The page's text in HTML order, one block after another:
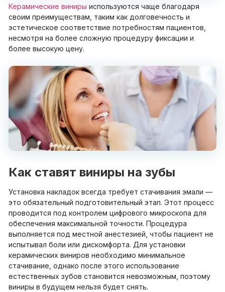
Керамические виниры используются чаще благодаря
своим преимуществам, таким как долговечность и
эстетическое соответствие потребностям пациентов,
несмотря на более сложную процедуру фиксации и
более высокую цену.
Как ставят виниры на зубы
Установка накладок всегда требует стачивания эмали —
это обязательный подготовительный этап. Этот процесс
проводится под контролем цифрового микроскопа для
обеспечения максимальной точности. Процедура
выполняется под местной анестезией, чтобы пациент не
испытывал боли или дискомфорта. Для установки
керамических виниров необходимо минимальное
стачивание, однако после этого использование
естественных зубов становится невозможным, поэтому
виниры в будущем нельзя будет снять.